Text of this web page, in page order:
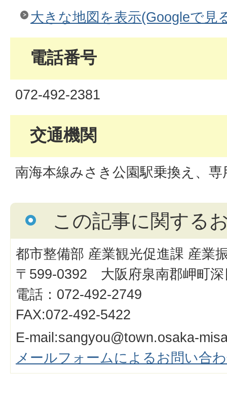
大きな地図を表示(Googleで見
電話番号
072-492-2381
交通機関
南海本線みさき公園駅乗換え、
この記事に関する
都市整備部 産業観光促進課 産業
〒599-0392 大阪府泉南郡岬町深
電話：072-492-2749
FAX:072-492-5422
E-mail:sangyou@town.osaka-
メールフォームによるお問い合